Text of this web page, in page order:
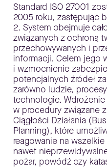
Standard ISO 27001
2005 roku, zastępując
2. System obejmuje
związanych z ochroną
przechowywanych i
informacji. Celem jego
i wzmocnienie
potencjalnych źródeł
zarówno ludzie,
technologie.
w procedury związane
Ciągłości Działania
Planning), które
reagowanie na
nawet
pożar, powódź czy